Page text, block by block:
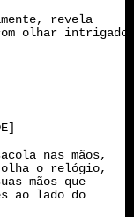
revela
olhar intrigado
nas mãos,
olha o relógio,
mãos que
ao lado do